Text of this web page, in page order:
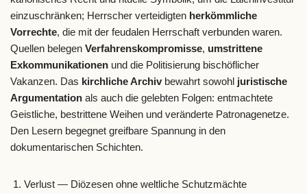
einzuschränken; Herrscher verteidigten herkömmliche
Vorrechte, die mit der feudalen Herrschaft verbunden waren.
Quellen belegen Verfahrenskompromisse, umstrittene
Exkommunikationen und die Politisierung bischöflicher
Vakanzen. Das kirchliche Archiv bewahrt sowohl juristische
Argumentation als auch die gelebten Folgen: entmachtete
Geistliche, bestrittene Weihen und veränderte Patronagenetze.
Den Lesern begegnet greifbare Spannung in den
dokumentarischen Schichten.
Verlust — Diözesen ohne weltliche Schutzmächte